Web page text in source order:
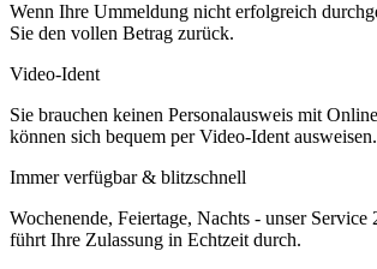
Wenn Ihre Ummeldung nicht erfolgreich
Sie den vollen Betrag zurück.
Video-Ident
Sie brauchen keinen Personalausweis mit
können sich bequem per Video-Ident ausweisen.
Immer verfügbar & blitzschnell
Wochenende, Feiertage, Nachts - unser Service
führt Ihre Zulassung in Echtzeit durch.